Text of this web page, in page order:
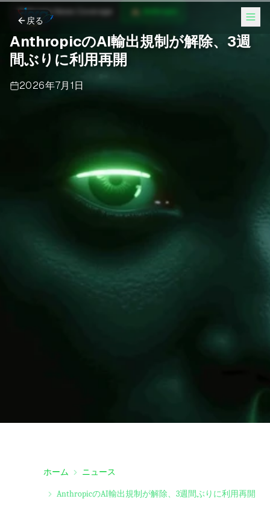
戻る
Anthropic News Coverage
AnthropicのAI輸出規制が解除、3週
間ぶりに利用再開
2026年7月1日
ホーム ニュース
AnthropicのAI輸出規制が解除、3週間ぶりに利用再開